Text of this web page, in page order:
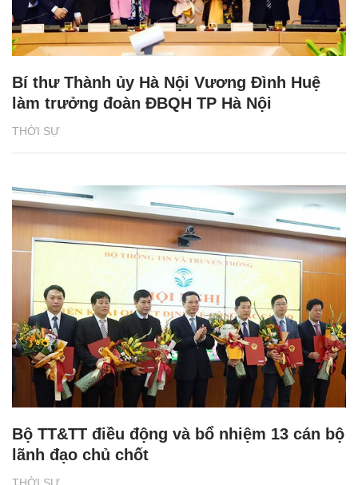
THỜI SỰ
Bí thư Thành ủy Hà Nội Vương Đình Huệ
làm trưởng đoàn ĐBQH TP Hà Nội
Bộ TT&TT điều động và bổ nhiệm 13 cán bộ
lãnh đạo chủ chốt